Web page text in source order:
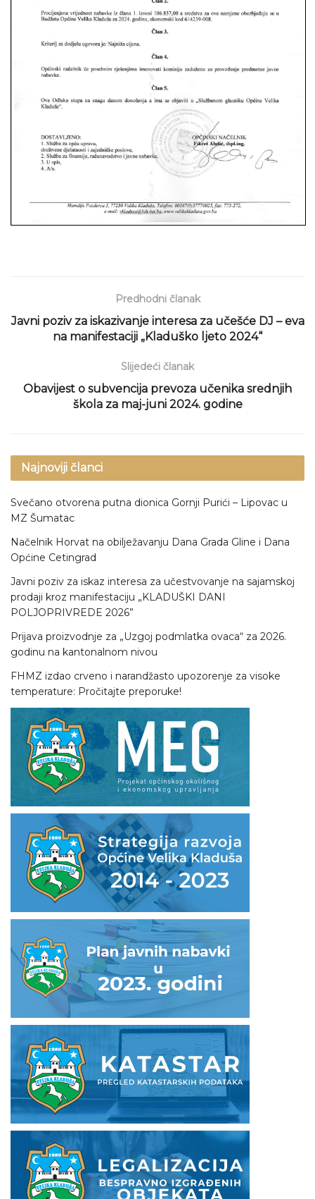
Predhodni članak
Javni poziv za iskazivanje interesa za učešće DJ – eva
na manifestaciji „Kladuško ljeto 2024“
Slijedeći članak
Obavijest o subvencija prevoza učenika srednjih
škola za maj-juni 2024. godine
Najnoviji članci
Svečano otvorena putna dionica Gornji Purići – Lipovac u
MZ Šumatac
Načelnik Horvat na obilježavanju Dana Grada Gline i Dana
Općine Cetingrad
Javni poziv za iskaz interesa za učestvovanje na sajamskoj
prodaji kroz manifestaciju „KLADUŠKI DANI
POLJOPRIVREDE 2026”
Prijava proizvodnje za „Uzgoj podmlatka ovaca“ za 2026.
godinu na kantonalnom nivou
FHMZ izdao crveno i narandžasto upozorenje za visoke
temperature: Pročitajte preporuke!